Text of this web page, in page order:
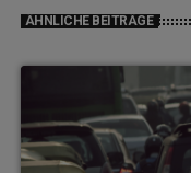
ÄHNLICHE BEITRÄGE